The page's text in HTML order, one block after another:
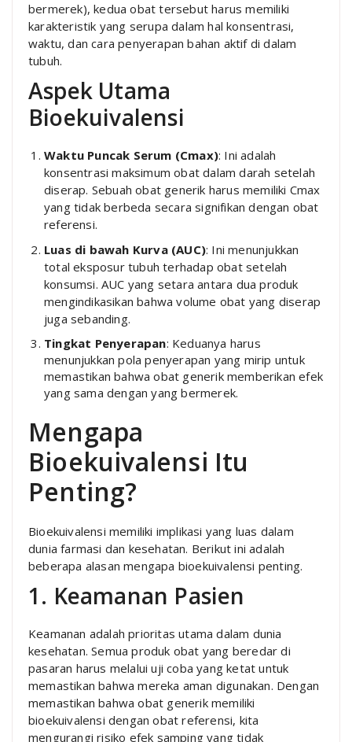
bermerek), kedua obat tersebut harus memiliki
karakteristik yang serupa dalam hal konsentrasi,
waktu, dan cara penyerapan bahan aktif di dalam
tubuh.
Aspek Utama
Bioekuivalensi
Waktu Puncak Serum (Cmax): Ini adalah
konsentrasi maksimum obat dalam darah setelah
diserap. Sebuah obat generik harus memiliki Cmax
yang tidak berbeda secara signifikan dengan obat
referensi.
Luas di bawah Kurva (AUC): Ini menunjukkan
total eksposur tubuh terhadap obat setelah
konsumsi. AUC yang setara antara dua produk
mengindikasikan bahwa volume obat yang diserap
juga sebanding.
Tingkat Penyerapan: Keduanya harus
menunjukkan pola penyerapan yang mirip untuk
memastikan bahwa obat generik memberikan efek
yang sama dengan yang bermerek.
Mengapa
Bioekuivalensi Itu
Penting?
Bioekuivalensi memiliki implikasi yang luas dalam
dunia farmasi dan kesehatan. Berikut ini adalah
beberapa alasan mengapa bioekuivalensi penting.
1. Keamanan Pasien
Keamanan adalah prioritas utama dalam dunia
kesehatan. Semua produk obat yang beredar di
pasaran harus melalui uji coba yang ketat untuk
memastikan bahwa mereka aman digunakan. Dengan
memastikan bahwa obat generik memiliki
bioekuivalensi dengan obat referensi, kita
mengurangi risiko efek samping yang tidak